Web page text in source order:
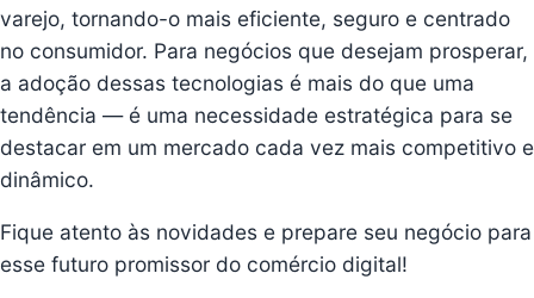
varejo, tornando-o mais eficiente, seguro e centrado
no consumidor. Para negócios que desejam prosperar,
a adoção dessas tecnologias é mais do que uma
tendência — é uma necessidade estratégica para se
destacar em um mercado cada vez mais competitivo e
dinâmico.
Fique atento às novidades e prepare seu negócio para
esse futuro promissor do comércio digital!